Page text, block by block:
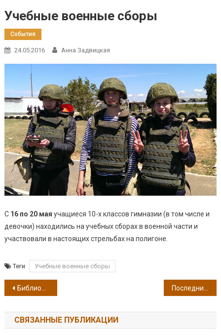
Учебные военные сборы
События
24.05.2016 Анна Задвицкая
С 16 по 20 мая учащиеся 10-х классов гимназии (в том числе и
девочки) находились на учебных сборах в военной части и
участвовали в настоящих стрельбах на полигоне.
Теги Учебные военные сборы
Навигация по записям
Библионочь-2016 в ЦГБ имени Л. Н. Толстого
СВЯЗАННЫЕ ПУБЛИКАЦИИ